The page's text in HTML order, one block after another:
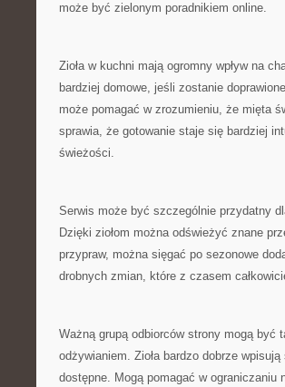
może być zielonym poradnikiem online.
Zioła w kuchni mają ogromny wpływ na
bardziej domowe, jeśli zostanie
może pomagać w zrozumieniu, że mięta
sprawia, że gotowanie staje się bardziej
świeżości.
Serwis może być szczególnie przydatny
Dzięki ziołom można odświeżyć znane
przypraw, można sięgać po sezonowe
drobnych zmian, które z czasem
Ważną grupą odbiorców strony mogą być
odżywianiem. Zioła bardzo dobrze
dostępne. Mogą pomagać w